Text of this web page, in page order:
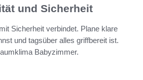
und Sicherheit
Sicherheit verbindet. Plane klare
und tagsüber alles griffbereit ist.
Babyzimmer.